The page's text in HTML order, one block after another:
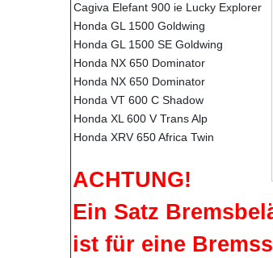
Cagiva Elefant 900 ie Lucky Explorer
Honda GL 1500 Goldwing
Honda GL 1500 SE Goldwing
Honda NX 650 Dominator
Honda NX 650 Dominator
Honda VT 600 C Shadow
Honda XL 600 V Trans Alp
Honda XRV 650 Africa Twin
ACHTUNG!
Ein Satz
ist für eine